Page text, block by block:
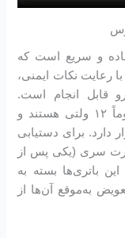
و سریع است که
کار با رعایت نکات ایمنی،
قابل انجام است.
باتری‌های مورد استفاده در اتوبوس‌ها عموماً ۱۲ ولتی هستند و
آمپرساعت قرار دارد. برای دستیابی
باتری به صورت سری (یکی پس از
باتری‌ها بسته به
۵ سال است و تعویض به‌موقع آن‌ها از